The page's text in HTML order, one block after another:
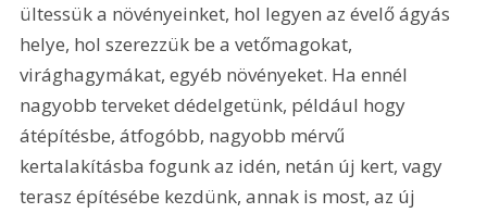
ültessük a növényeinket, hol legyen az évelő ágyás
helye, hol szerezzük be a vetőmagokat,
virághagymákat, egyéb növényeket. Ha ennél
nagyobb terveket dédelgetünk, például hogy
átépítésbe, átfogóbb, nagyobb mérvű
kertalakításba fogunk az idén, netán új kert, vagy
terasz építésébe kezdünk, annak is most, az új